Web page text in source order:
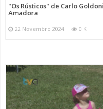
"Os Rústicos" de Carlo
Amadora
22 Novembro 2024 0 K